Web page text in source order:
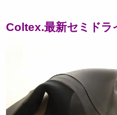
Coltex.最新セミドラ